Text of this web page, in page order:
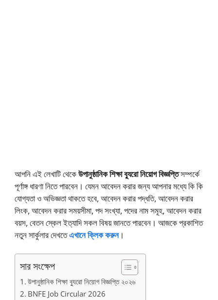
আপনি এই লেখাটি থেকেউপানুষ্ঠানিক শিক্ষা ব্যুরো নিয়োগ বিজ্ঞপ্তিসম্পর্কে
পূর্ণাঙ্গ ধারণা নিতে পারবেন। যেমন আবেদন করার জন্য আপনার মধ্যে কি কি
যোগ্যতা ও অভিজ্ঞতা থাকতে হবে, আবেদন করার পদ্ধতি, আবেদন করার
লিংক, আবেদন করার সময়সীমা, পদ সংখ্যা, পদের নাম সমূহ, আবেদন করার
বয়স, বেতন স্কেল ইত্যাদি সকল বিষয় জানতে পারবেন। আজকে প্রকাশিত
নতুন সার্কুলার দেখতেএখানে ক্লিক করুন।
সার সংক্ষেপ
উপানুষ্ঠানিক শিক্ষা ব্যুরো নিয়োগ বিজ্ঞপ্তি ২০২৬
BNFE Job Circular 2026